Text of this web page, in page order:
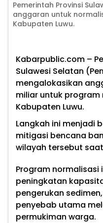
Pemerintah Provinsi
anggaran untuk
Kabupaten Luwu.
Kabarpublic.com –
Sulawesi Selatan
mengalokasikan
miliar untuk program
Kabupaten Luwu.
Langkah ini menjadi
mitigasi bencana
wilayah tersebut
Program
peningkatan
pengerukan
penyebab utama
permukiman warga.